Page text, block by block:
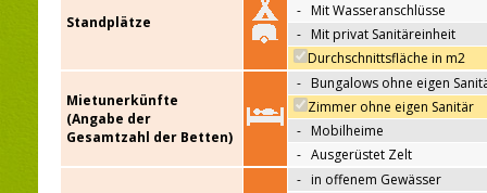
Standplätze
- Mit Wasseranschlüsse
- Mit privat Sanitäreinheit
Durchschnittsfläche in m2
Mietunerkünfte
(Angabe der
Gesamtzahl der Betten)
- Bungalows ohne eigen
Zimmer ohne eigen Sanitär
- Mobilheime
- Ausgerüstet Zelt
- in offenem Gewässer